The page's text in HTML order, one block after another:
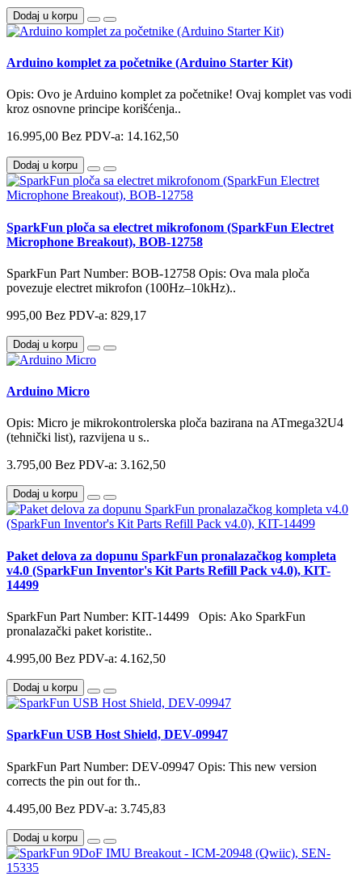
Dodaj u korpu
Arduino komplet za početnike (Arduino Starter Kit)
Opis: Ovo je Arduino komplet za početnike! Ovaj komplet vas vodi
kroz osnovne principe korišćenja..
16.995,00 Bez PDV-a: 14.162,50
Dodaj u korpu
SparkFun ploča sa electret mikrofonom (SparkFun Electret
Microphone Breakout), BOB-12758
SparkFun Part Number: BOB-12758 Opis: Ova mala ploča
povezuje electret mikrofon (100Hz–10kHz)..
995,00 Bez PDV-a: 829,17
Dodaj u korpu
Arduino Micro
Opis: Micro je mikrokontrolerska ploča bazirana na ATmega32U4
(tehnički list), razvijena u s..
3.795,00 Bez PDV-a: 3.162,50
Dodaj u korpu
Paket delova za dopunu SparkFun pronalazačkog kompleta
v4.0 (SparkFun Inventor's Kit Parts Refill Pack v4.0), KIT-
14499
SparkFun Part Number: KIT-14499 Opis: Ako SparkFun
pronalazački paket koristite..
4.995,00 Bez PDV-a: 4.162,50
Dodaj u korpu
SparkFun USB Host Shield, DEV-09947
SparkFun Part Number: DEV-09947 Opis: This new version
corrects the pin out for th..
4.495,00 Bez PDV-a: 3.745,83
Dodaj u korpu